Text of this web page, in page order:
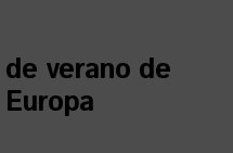
verano de